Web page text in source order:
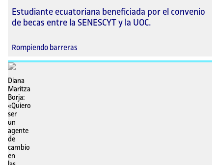
Estudiante ecuatoriana beneficiada por el convenio
de becas entre la SENESCYT y la UOC.
Rompiendo barreras